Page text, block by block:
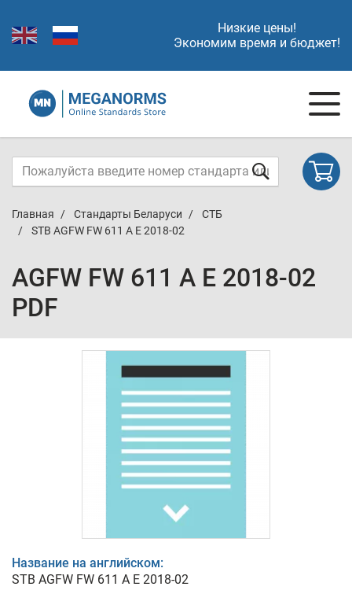
Низкие цены!
Экономим время и бюджет!
Главная Стандарты Беларуси
СТБ
STB AGFW FW 611 A E 2018-02
AGFW FW 611 A E 2018-02
PDF
Название на английском:
STB AGFW FW 611 A E 2018-02